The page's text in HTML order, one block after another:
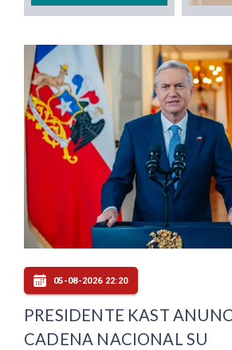
05-08-2026 22:20
PRESIDENTE KAST
CADENA NACIONAL SU